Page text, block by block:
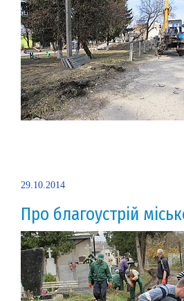
29.10.2014
Про благоустрій